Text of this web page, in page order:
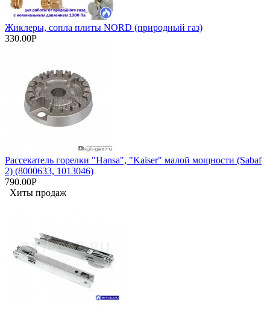
Жиклеры, сопла плиты NORD (природный газ)
330.00Р
Рассекатель горелки "Hansa", "Kaiser" малой мощности (Sabaf
2) (8000633, 1013046)
790.00Р
Хиты продаж